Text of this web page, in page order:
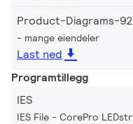
Product-Diagrams-
mange eiendeler
Last ned
Programtillegg
IES
IES File - CorePro